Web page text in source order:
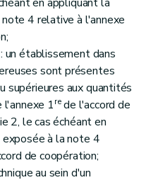
en appliquant la
4 relative à l'annexe
un établissement dans
sont présentes
supérieures aux quantités
l'annexe 1rede l'accord de
2, le cas échéant en
à la note 4
de coopération;
au sein d'un